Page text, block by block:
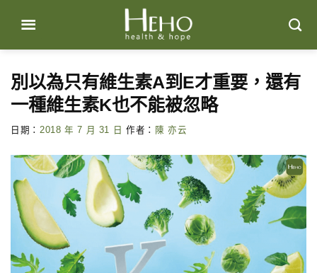
content
別以為只有維生素A到E才重要，還有
一種維生素K也不能被忽略
日期： 2018 年 7 月 31 日 作者： 陳 亦云